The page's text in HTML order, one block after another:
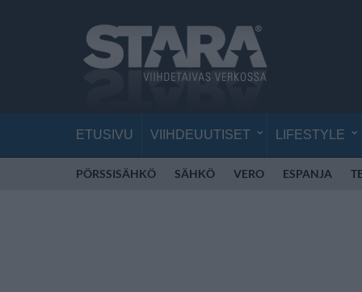
ETUSIVU VIIHDEUUTISET LIFESTYLE
PÖRSSISÄHKÖ SÄHKÖ VERO ESPANJA